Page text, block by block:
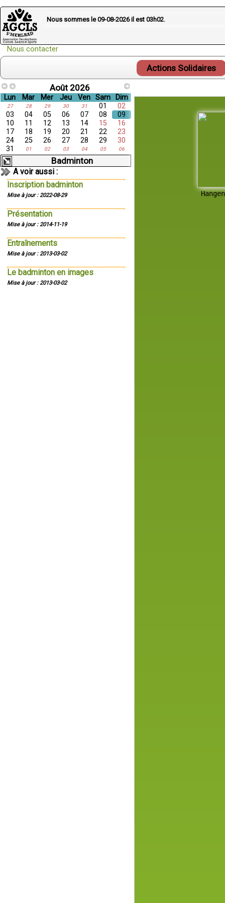
Nous sommes le 09-08-2026 il est 03h02.
Nous contacter
Actions Solidaires
Août 2026
Lun Mar Mer Jeu Ven Sam Dim
27 28 29 30 31 01
02
03
04 05 06 07 08
09
10
11 12 13 14 15
16
17
18 19 20 21 22
23
24
25 26 27 28 29
30
31
01 02 03 04 05 06
Badminton
A voir aussi :
Inscription badminton
Mise à jour : 2022-08-29
Présentation
Mise à jour : 2014-11-19
Entraînements
Mise à jour : 2013-03-02
Le badminton en images
Mise à jour : 2013-03-02